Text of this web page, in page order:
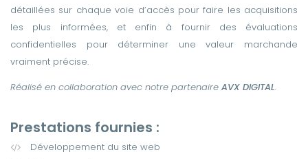
détaillées sur chaque voie d’accès pour faire les acquisitions
les plus informées, et enfin à fournir des évaluations
confidentielles pour déterminer une valeur marchande
vraiment précise.
Réalisé en collaboration avec notre partenaire AVX DIGITAL.
Prestations fournies :
Développement du site web